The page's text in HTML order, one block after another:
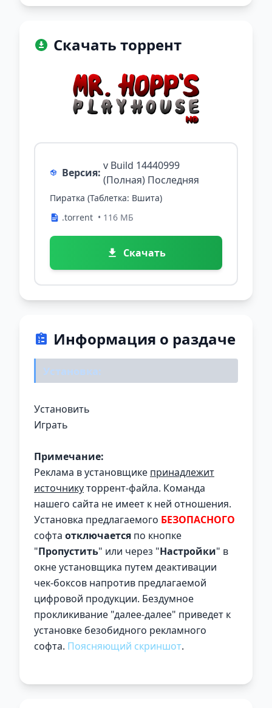
Скачать торрент
Версия:
v Build 14440999
(Полная) Последняя
Пиратка (Таблетка: Вшита)
.torrent • 116 МБ
Скачать
Информация о раздаче
Установка:
Установить
Играть
Примечание:
Реклама в установщике принадлежит
источникуторрент-файла. Команда
нашего сайта не имеет к ней отношения.
Установка предлагаемого БЕЗОПАСНОГО
софта отключается по кнопке
"Пропустить" или через "Настройки" в
окне установщика путем деактивации
чек-боксов напротив предлагаемой
цифровой продукции. Бездумное
прокликивание "далее-далее" приведет к
установке безобидного рекламного
софта. Поясняющий скриншот.